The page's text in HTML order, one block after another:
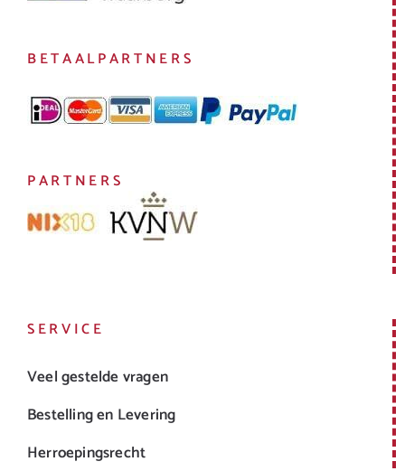
BETAALPARTNERS
PARTNERS
SERVICE
Veel gestelde vragen
Bestelling en Levering
Herroepingsrecht